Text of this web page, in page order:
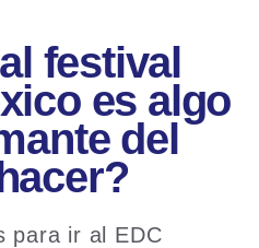
festival
es algo
del
para ir al EDC